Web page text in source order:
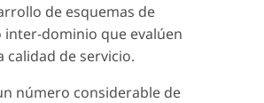
de esquemas de
dominio que evalúen
calidad de servicio.
número considerable de